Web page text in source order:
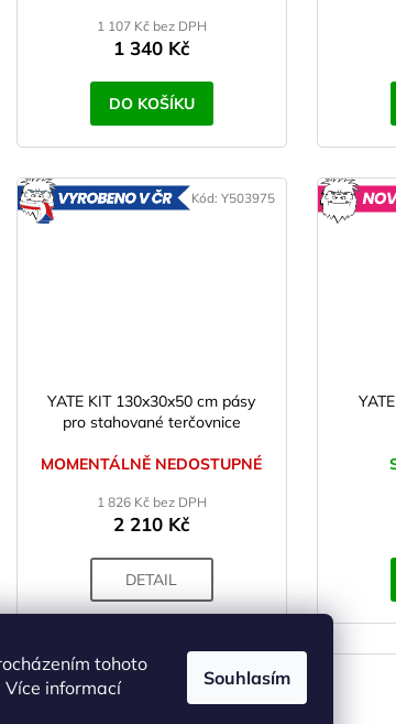
tohoto
informací
Souhlasím
1 107 Kč bez DPH
1 340 Kč
DO KOŠÍKU
YATE KIT 130x30x50 cm pásy
pro stahované terčovnice
MOMENTÁLNĚ NEDOSTUPNÉ
1 826 Kč bez DPH
2 210 Kč
DETAIL
Kód: Y503975
NOVINKA
Kód:Y504576